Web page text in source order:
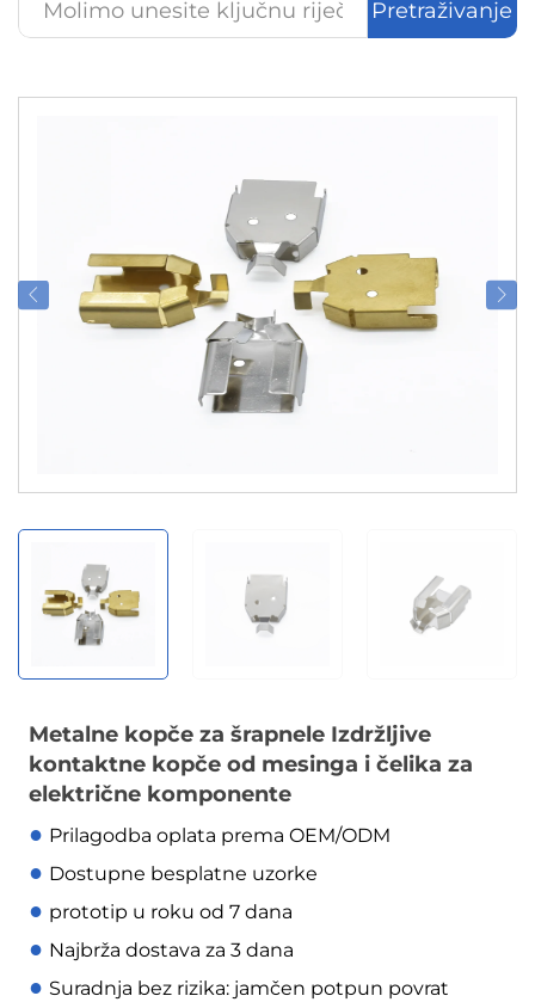
Pretraživanje
Metalne kopče za šrapnele Izdržljive
kontaktne kopče od mesinga i čelika za
električne komponente
● Prilagodba oplata prema OEM/ODM
● Dostupne besplatne uzorke
● prototip u roku od 7 dana
● Najbrža dostava za 3 dana
● Suradnja bez rizika: jamčen potpun povrat